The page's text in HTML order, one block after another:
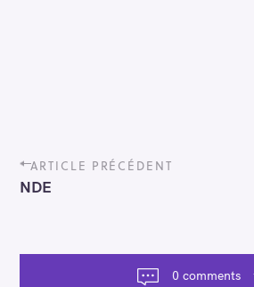
P
o
s
a
ARTICLE PRÉCÉDENT
NDE
0 comments